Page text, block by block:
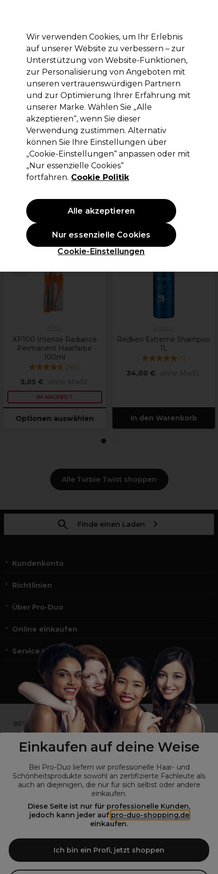
Einkaufen auf deine Weise
Bei Pro-Duo liefern wir professionelle Haar- und
Schönheitsprodukte sowohl an zertifizierte Fachleute als
auch an diejenigen, die nur für sich selbst oder andere
einkaufen.
Diese Seite ist nur für professionelle Kunden,
jedoch kann jeder auf pro-duo-shopping.de
einkaufen.
Ich bin ein Profi, jetzt shoppen
Anmelden
Marken Deals Haare Elektrogeräte Saloneinrichtung
Lieferung und Lieferzeiten
– mehr erfahren
Ups!
Keine Treffer für deine Suche.
hatte keine Treffer. Probiere es mit einem
allgemeineren Suchbegriff.
Das könnte dir gefallen
ANGEBOT
XP100 Intense Radiance
Permanent Haarfarbe
100ml
(380)
5,05 € ohne MwSt.
IM ANGEBOT
Optionen auswählen
Redken Extreme Shampoo
1L
(3)
34,00 € ohne MwSt.
In den Warenkorb
1
Alle Turbie Twist shoppen
Finde einen Laden
Kundenkonto
Richtlinien
Über Pro-Duo
Online einkaufen
Service und Kontakt
*Du bist kein Profikunde?
BESUCHE
UNSERE WEBSEITE FÜR ENDVERBRAUCHER.*
Pro-Duo ist Ihr zuverlässiger Partner für hochwertige Produkte im
Friseur- und Kosmetikbereich. Unsere sorgfältig ausgewählten,
Wir verwenden Cookies, um Ihr Erlebnis
auf unserer Website zu verbessern – zur
Unterstützung von Website-Funktionen,
zur Personalisierung von Angeboten mit
unseren vertrauenswürdigen Partnern
und zur Optimierung Ihrer Erfahrung mit
unserer Marke. Wählen Sie „Alle
akzeptieren“, wenn Sie dieser
Verwendung zustimmen. Alternativ
können Sie Ihre Einstellungen über
„Cookie-Einstellungen“ anpassen oder mit
„Nur essenzielle Cookies“
fortfahren. Cookie Politik
Cookie-Einstellungen
Nur essenzielle Cookies
Alle akzeptieren